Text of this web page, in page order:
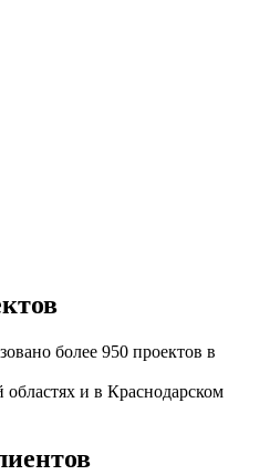
более 950 проектов в
областях и в Краснодарском